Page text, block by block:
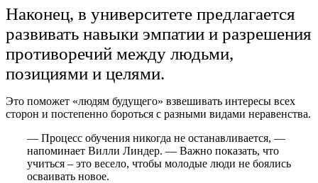
Наконец, в университете предлагается
развивать навыки эмпатии и разрешения
противоречий между людьми,
позициями и целями.
Это поможет «людям будущего» взвешивать интересы всех
сторон и постепенно бороться с разными видами неравенства.
— Процесс обучения никогда не останавливается, —
напоминает Вилли Линдер. — Важно показать, что
учиться – это весело, чтобы молодые люди не боялись
осваивать новое.